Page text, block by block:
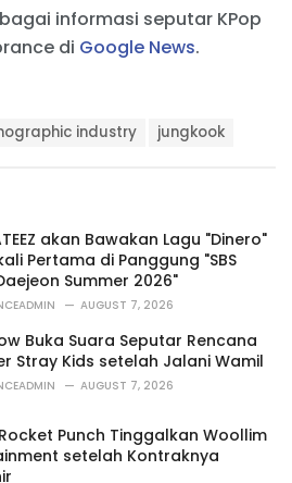
informasi seputar KPop
di Google News.
industry jungkook
akan Bawakan Lagu "Dinero"
Pertama di Panggung "SBS
Summer 2026"
AUGUST 7, 2026
Buka Suara Seputar Rencana
Stray Kids setelah Jalani Wamil
AUGUST 7, 2026
Punch Tinggalkan Woollim
setelah Kontraknya